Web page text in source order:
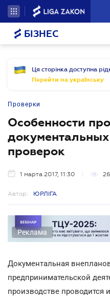
БІЗНЕС
Ця сторінка доступна
Перейти на українську
Проверки
Особенности
проверок
1 марта 2017, 11:30
Автор: ЮРЛІГА
Реклама
Документальная
предпринимательской
производстве проводится